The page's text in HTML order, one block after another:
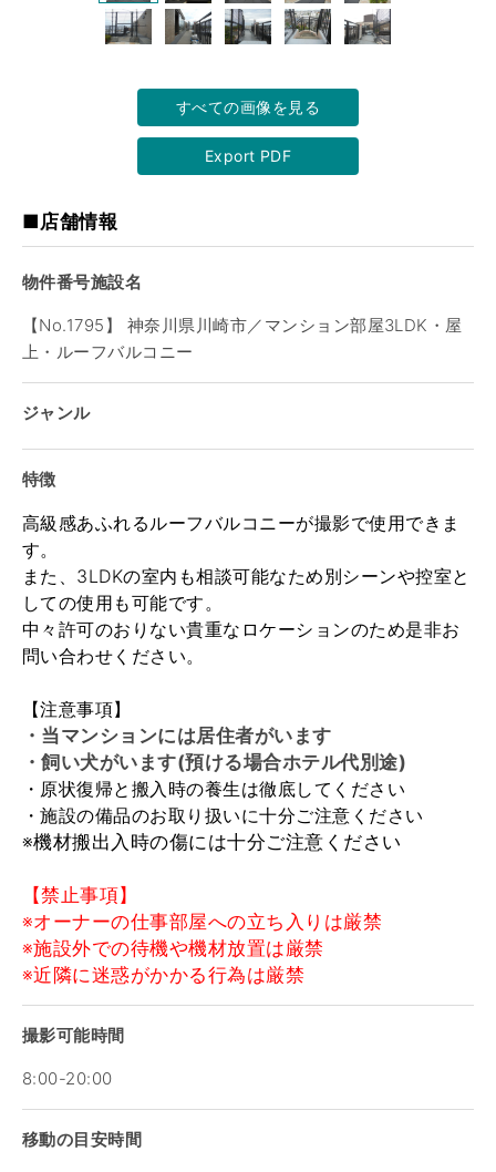
すべての画像を見る
Export PDF
■店舗情報
物件番号施設名
【No.1795】 神奈川県川崎市／マンション部屋3LDK・屋
上・ルーフバルコニー
ジャンル
特徴
高級感あふれるルーフバルコニーが撮影で使用できま
す。
また、3LDKの室内も相談可能なため別シーンや控室と
しての使用も可能です。
中々許可のおりない貴重なロケーションのため是非お
問い合わせください。
【注意事項】
・当マンションには居住者がいます
・飼い犬がいます(預ける場合ホテル代別途)
・原状復帰と搬入時の養生は徹底してください
・施設の備品のお取り扱いに十分ご注意ください
※機材搬出入時の傷には十分ご注意ください
【禁止事項】
※オーナーの仕事部屋への立ち入りは厳禁
※施設外での待機や機材放置は厳禁
※近隣に迷惑がかかる行為は厳禁
撮影可能時間
8:00-20:00
移動の目安時間